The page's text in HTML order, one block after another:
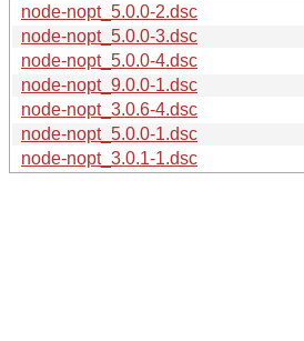
node-nopt_5.0.0-2.dsc
node-nopt_5.0.0-3.dsc
node-nopt_5.0.0-4.dsc
node-nopt_9.0.0-1.dsc
node-nopt_3.0.6-4.dsc
node-nopt_5.0.0-1.dsc
node-nopt_3.0.1-1.dsc